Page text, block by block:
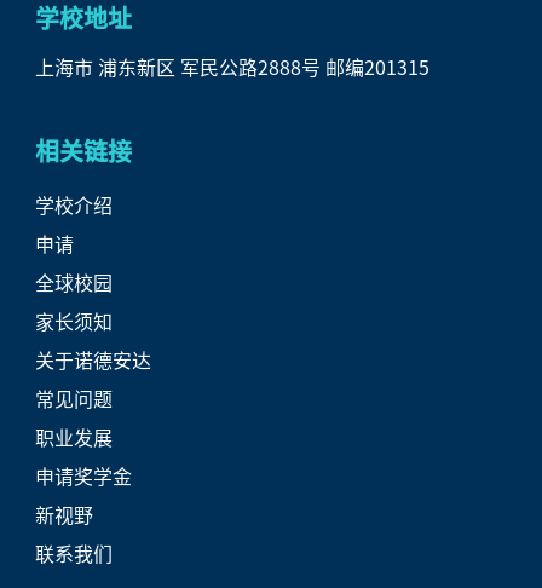
学校地址
上海市 浦东新区 军民公路2888号 邮编201315
相关链接
学校介绍
申请
全球校园
家长须知
关于诺德安达
常见问题
职业发展
申请奖学金
新视野
联系我们